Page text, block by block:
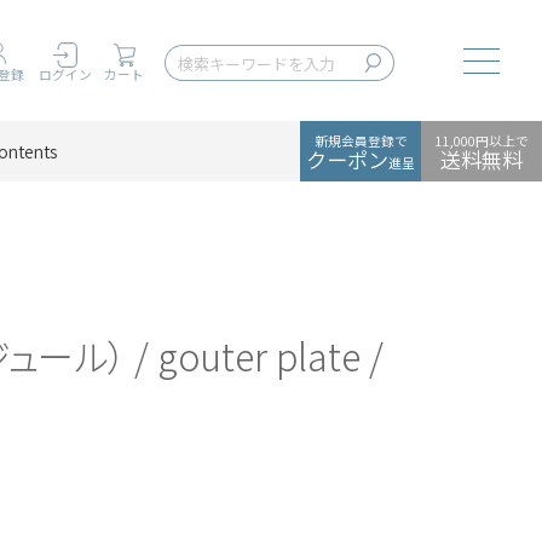
録 ログイン カート
新規会員登録で
クーポン進呈
11,000円以上で
送料無料
ール） / gouter plate /